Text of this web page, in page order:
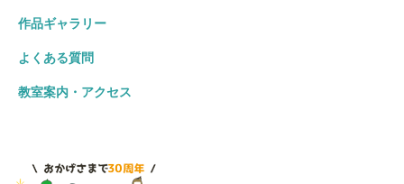
作品ギャラリー
よくある質問
教室案内・アクセス